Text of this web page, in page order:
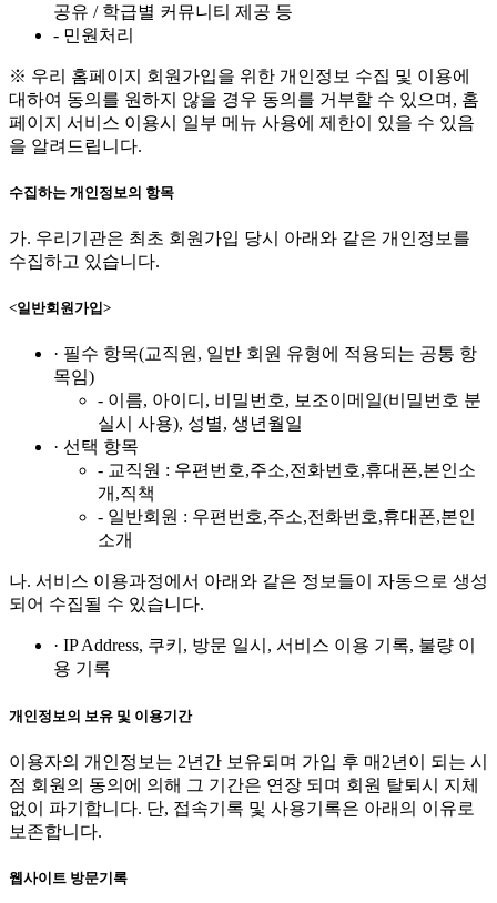
공유 / 학급별 커뮤니티 제공 등
- 민원처리
※ 우리 홈페이지 회원가입을 위한 개인정보 수집 및 이용에
대하여 동의를 원하지 않을 경우 동의를 거부할 수 있으며, 홈
페이지 서비스 이용시 일부 메뉴 사용에 제한이 있을 수 있음
을 알려드립니다.
수집하는 개인정보의 항목
가. 우리기관은 최초 회원가입 당시 아래와 같은 개인정보를
수집하고 있습니다.
<일반회원가입>
· 필수 항목(교직원, 일반 회원 유형에 적용되는 공통 항
목임)
- 이름, 아이디, 비밀번호, 보조이메일(비밀번호 분
실시 사용), 성별, 생년월일
· 선택 항목
- 교직원 : 우편번호,주소,전화번호,휴대폰,본인소
개,직책
- 일반회원 : 우편번호,주소,전화번호,휴대폰,본인
소개
나. 서비스 이용과정에서 아래와 같은 정보들이 자동으로 생성
되어 수집될 수 있습니다.
· IP Address, 쿠키, 방문 일시, 서비스 이용 기록, 불량 이
용 기록
개인정보의 보유 및 이용기간
이용자의 개인정보는 2년간 보유되며 가입 후 매2년이 되는 시
점 회원의 동의에 의해 그 기간은 연장 되며 회원 탈퇴시 지체
없이 파기합니다. 단, 접속기록 및 사용기록은 아래의 이유로
보존합니다.
웹사이트 방문기록